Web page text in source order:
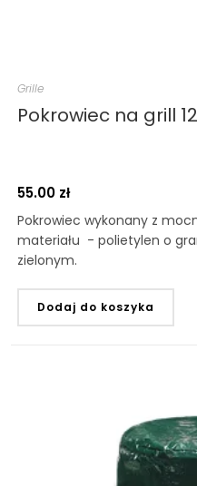
Grille
Pokrowiec na grill
55.00 zł
Pokrowiec wykonany z
materiału - polietylen o
zielonym.
Dodaj do koszyka